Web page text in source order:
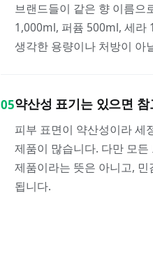
브랜드들이 같은 향 이름으
1,000ml, 퍼퓸 500ml, 세라
생각한 용량이나 처방이 아
05약산성 표기는 있으면
피부 표면이 약산성이라 세
제품이 많습니다. 다만 모
제품이라는 뜻은 아니고,
됩니다.